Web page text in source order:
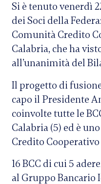
Si è tenuto venerdì
dei Soci della
Comunità Credito
Calabria, che ha
all’unanimità del
Il progetto di
capo il Presidente
coinvolte tutte le
Calabria (5) ed è
Credito
16 BCC di cui 5
al Gruppo Bancario